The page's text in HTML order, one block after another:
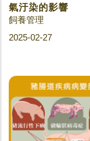
氣汙染的影響
飼養管理
2025-02-27